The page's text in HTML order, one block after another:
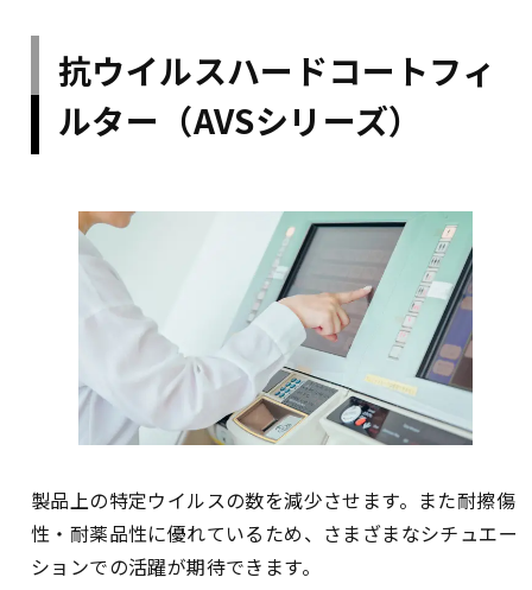
抗ウイルスハードコートフィ
ルター（AVSシリーズ）
製品上の特定ウイルスの数を減少させます。また耐擦傷
性・耐薬品性に優れているため、さまざまなシチュエー
ションでの活躍が期待できます。